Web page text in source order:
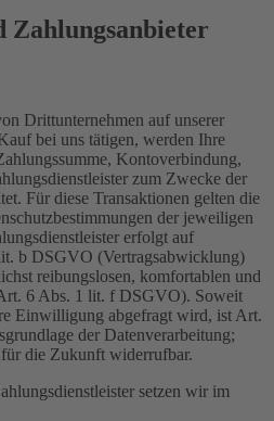
Zahlungs­anbieter
Drittunternehmen auf unserer
bei uns tätigen, werden Ihre
Kontoverbindung,
zum Zwecke der
Für diese Transaktionen gelten die
der jeweiligen
erfolgt auf
b DSGVO (Vertragsabwicklung)
reibungslosen, komfortablen und
6 Abs. 1 lit. f DSGVO). Soweit
Einwilligung abgefragt wird, ist Art.
der Datenverarbeitung;
die Zukunft widerrufbar.
setzen wir im